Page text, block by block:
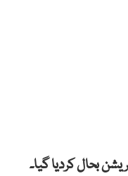
بحال کردیا گیا۔